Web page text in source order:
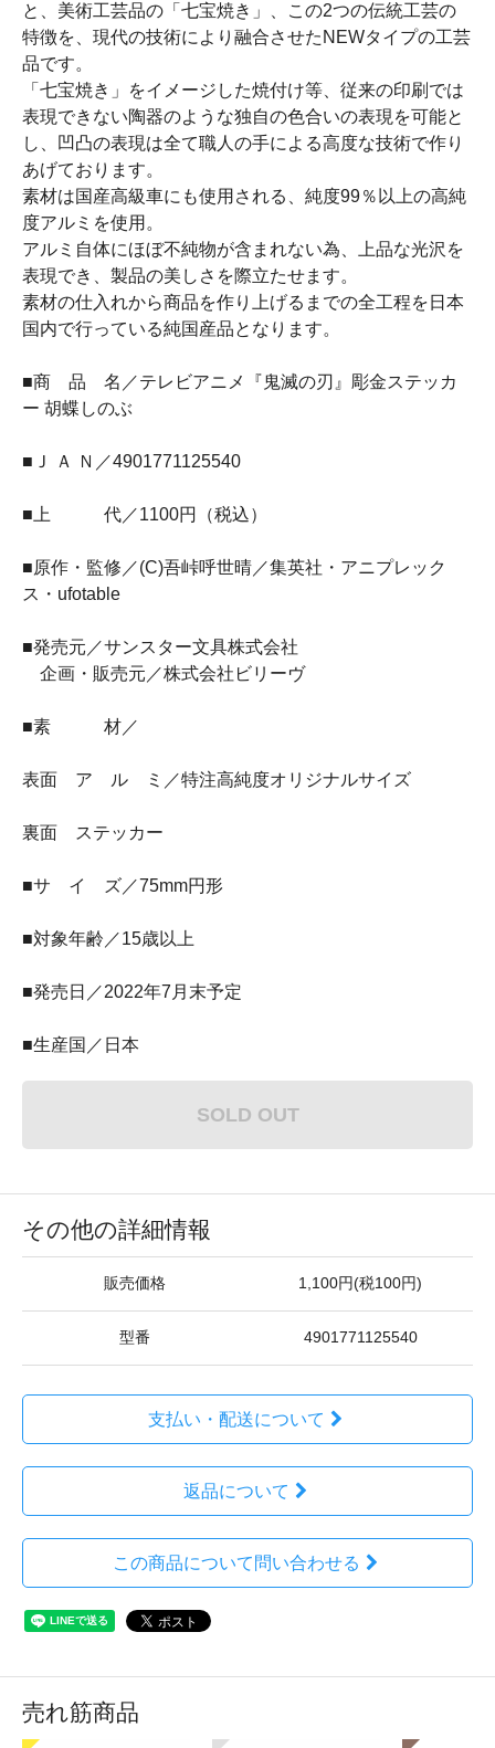
と、美術工芸品の「七宝焼き」、この2つの伝統工芸の
特徴を、現代の技術により融合させたNEWタイプの工芸
品です。
「七宝焼き」をイメージした焼付け等、従来の印刷では
表現できない陶器のような独自の色合いの表現を可能と
し、凹凸の表現は全て職人の手による高度な技術で作り
あげております。
素材は国産高級車にも使用される、純度99％以上の高純
度アルミを使用。
アルミ自体にほぼ不純物が含まれない為、上品な光沢を
表現でき、製品の美しさを際立たせます。
素材の仕入れから商品を作り上げるまでの全工程を日本
国内で行っている純国産品となります。
■商 品 名／テレビアニメ『鬼滅の刃』彫金ステッカ
ー 胡蝶しのぶ
■Ｊ Ａ Ｎ／4901771125540
■上 代／1100円（税込）
■原作・監修／(C)吾峠呼世晴／集英社・アニプレック
ス・ufotable
■発売元／サンスター文具株式会社
企画・販売元／株式会社ビリーヴ
■素 材／
表面 ア ル ミ／特注高純度オリジナルサイズ
裏面 ステッカー
■サ イ ズ／75mm円形
■対象年齢／15歳以上
■発売日／2022年7月末予定
■生産国／日本
SOLD OUT
その他の詳細情報
販売価格 1,100円(税100円)
型番 4901771125540
支払い・配送について
返品について
この商品について問い合わせる
売れ筋商品